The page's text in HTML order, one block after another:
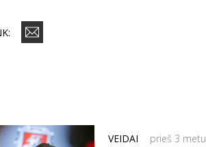
VEIDAI prieš 3